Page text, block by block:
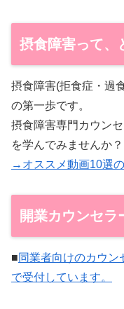
摂食障害って、
摂食障害(拒食症・過
の第一歩です。
摂食障害専門カウン
を学んでみませんか？
→オススメ動画10選
開業カウンセラ
■同業者向けのカウン
で受付しています。